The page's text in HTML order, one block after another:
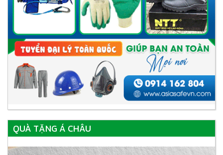
QUÀ TẶNG Á CHÂU